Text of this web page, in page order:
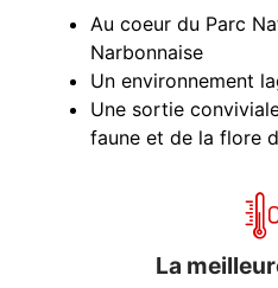
Au coeur du Parc
Narbonnaise
Un environnement
Une sortie
faune et de la flore
La